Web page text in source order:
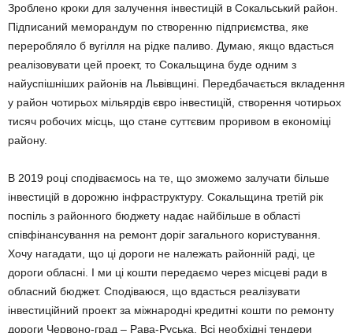
Зроблено кроки для залучення інвестицій в Сокальський район.
Підписаний меморандум по створенню підприємства, яке
переробляло б вугілля на рідке паливо. Думаю, якщо вдасть­ся
реалізовувати цей проект, то Сокальщина буде одним з
найуспішніших районів на Львів­щині. Передбачається вкладення
у район чоти­рьох мільярдів євро інвестицій, створення чоти­рьох
тисяч робочих місць, що стане суттєвим проривом в економіці
району.
В 2019 році сподіваємось на те, що зможе­мо залучати більше
інвестицій в дорожню інфраструктуру. Сокальщина третій рік
поспіль з районного бюджету надає найбільше в облас­ті
співфінансування на ремонт доріг загального користування.
Хочу нагадати, що ці дороги не належать районній раді, це
дороги обласні. І ми ці кошти передаємо через місцеві ради в
обласний бюджет. Сподіваюся, що вдасться реалізувати
інвестиційний проект за міжнародні кредитні кошти по ремонту
дороги Червоно-град – Рава-Руська. Всі необхідні тендери